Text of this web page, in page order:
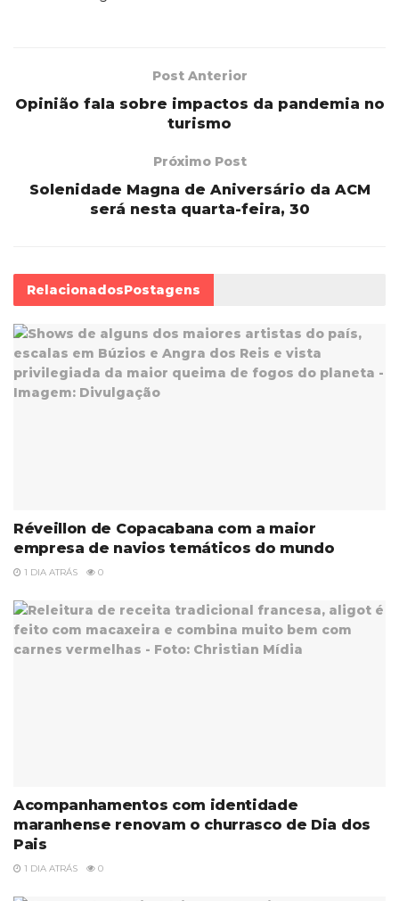
Post Anterior
Opinião fala sobre impactos da pandemia no
turismo
Próximo Post
Solenidade Magna de Aniversário da ACM
será nesta quarta-feira, 30
RelacionadosPostagens
Réveillon de Copacabana com a maior
empresa de navios temáticos do mundo
1 DIA ATRÁS 0
Acompanhamentos com identidade
maranhense renovam o churrasco de Dia dos
Pais
1 DIA ATRÁS 0